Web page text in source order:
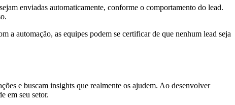
enviadas automaticamente, conforme o comportamento do lead.
a automação, as equipes podem se certificar de que nenhum lead seja
e buscam insights que realmente os ajudem. Ao desenvolver
em seu setor.